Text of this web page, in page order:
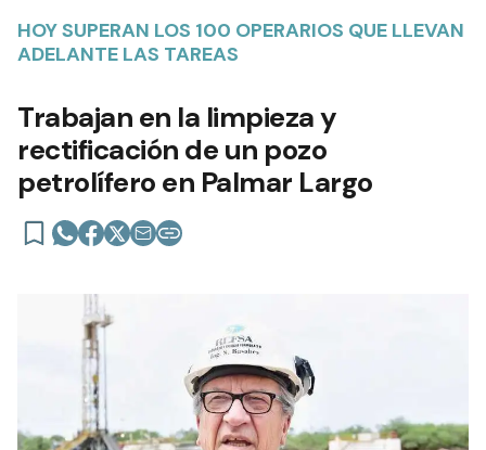
HOY SUPERAN LOS 100 OPERARIOS QUE LLEVAN
ADELANTE LAS TAREAS
Trabajan en la limpieza y
rectificación de un pozo
petrolífero en Palmar Largo